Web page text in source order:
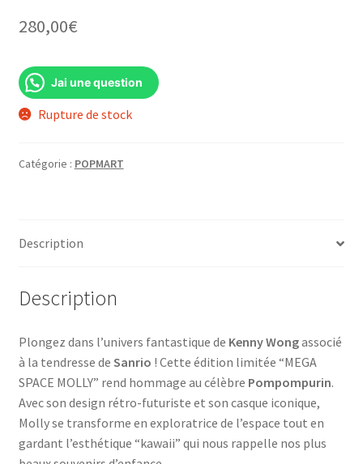
280,00€
Jai une question
Rupture de stock
Catégorie : POPMART
Description
Description
Plongez dans l’univers fantastique de Kenny Wongassocié
à la tendresse de Sanrio ! Cette édition limitée “MEGA
SPACE MOLLY” rend hommage au célèbre Pompompurin.
Avec son design rétro-futuriste et son casque iconique,
Molly se transforme en exploratrice de l’espace tout en
gardant l’esthétique “kawaii” qui nous rappelle nos plus